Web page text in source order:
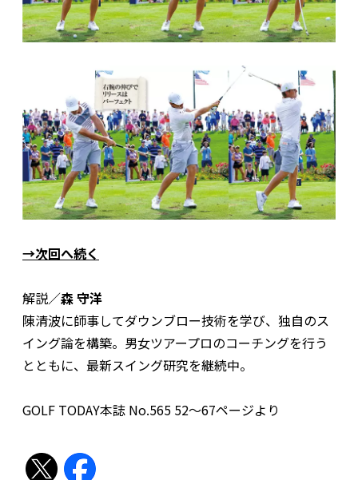
→次回へ続く
解説／森 守洋
陳清波に師事してダウンブロー技術を学び、独自のス
イング論を構築。男女ツアープロのコーチングを行う
とともに、最新スイング研究を継続中。
GOLF TODAY本誌 No.565 52〜67ページより